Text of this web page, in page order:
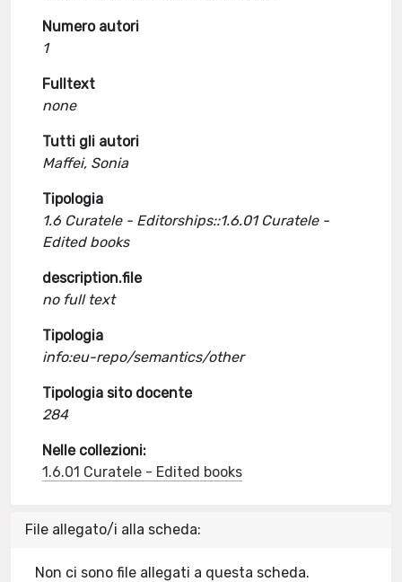
Numero autori
1
Fulltext
none
Tutti gli autori
Maffei, Sonia
Tipologia
1.6 Curatele - Editorships::1.6.01 Curatele -
Edited books
description.file
no full text
Tipologia
info:eu-repo/semantics/other
Tipologia sito docente
284
Nelle collezioni:
1.6.01 Curatele - Edited books
File allegato/i alla scheda:
Non ci sono file allegati a questa scheda.